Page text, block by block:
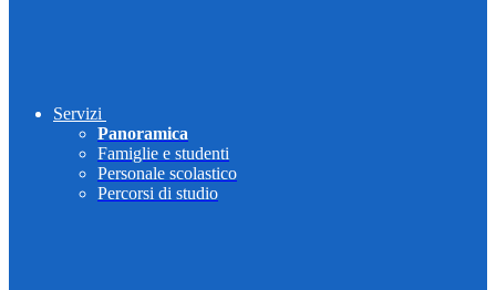
Servizi
Panoramica
Famiglie e studenti
Personale scolastico
Percorsi di studio